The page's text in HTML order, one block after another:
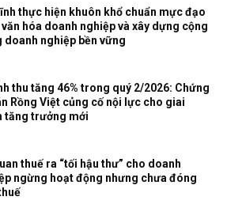
thực hiện khuôn khổ chuẩn mực đạo
hóa doanh nghiệp và xây dựng cộng
doanh nghiệp bền vững
thu tăng 46% trong quý 2/2026: Chứng
Rồng Việt củng cố nội lực cho giai
tăng trưởng mới
thuế ra “tối hậu thư” cho doanh
ngừng hoạt động nhưng chưa đóng